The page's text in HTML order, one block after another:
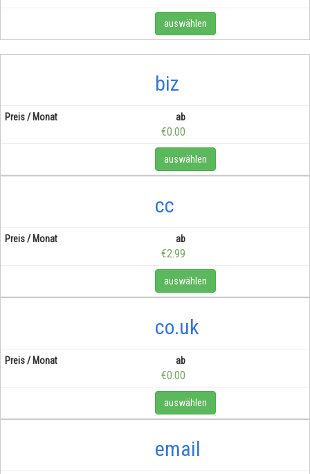
auswählen
biz
ab
€0.00
auswählen
cc
ab
€2.99
auswählen
co.uk
ab
€0.00
auswählen
email